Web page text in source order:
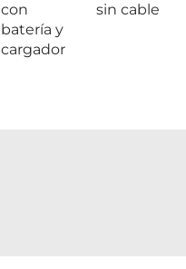
con
batería y
cargador
sin cable